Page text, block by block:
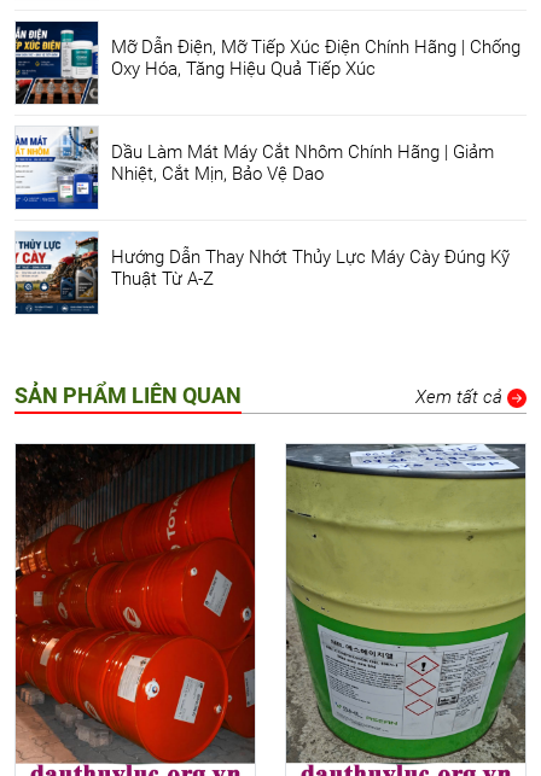
Mỡ Dẫn Điện, Mỡ Tiếp Xúc Điện Chính Hãng | Chống
Oxy Hóa, Tăng Hiệu Quả Tiếp Xúc
Dầu Làm Mát Máy Cắt Nhôm Chính Hãng | Giảm
Nhiệt, Cắt Mịn, Bảo Vệ Dao
Hướng Dẫn Thay Nhớt Thủy Lực Máy Cày Đúng Kỹ
Thuật Từ A-Z
SẢN PHẨM LIÊN QUAN Xem tất cả